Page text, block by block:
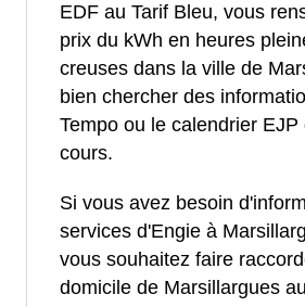
EDF au Tarif Bleu, vous
prix du kWh en heures
creuses dans la ville de
bien chercher des
Tempo ou le calendrier EJP
cours.
Si vous avez besoin
services d'Engie à
vous souhaitez faire
domicile de Marsillargues